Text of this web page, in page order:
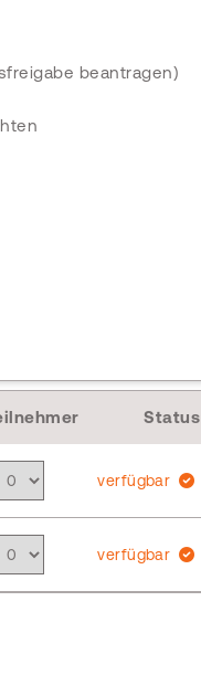
beantragen)
Status
verfügbar
verfügbar